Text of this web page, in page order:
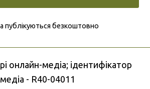
публікуються безкоштовно
онлайн-медіа; ідентифікатор
медіа - R40-04011